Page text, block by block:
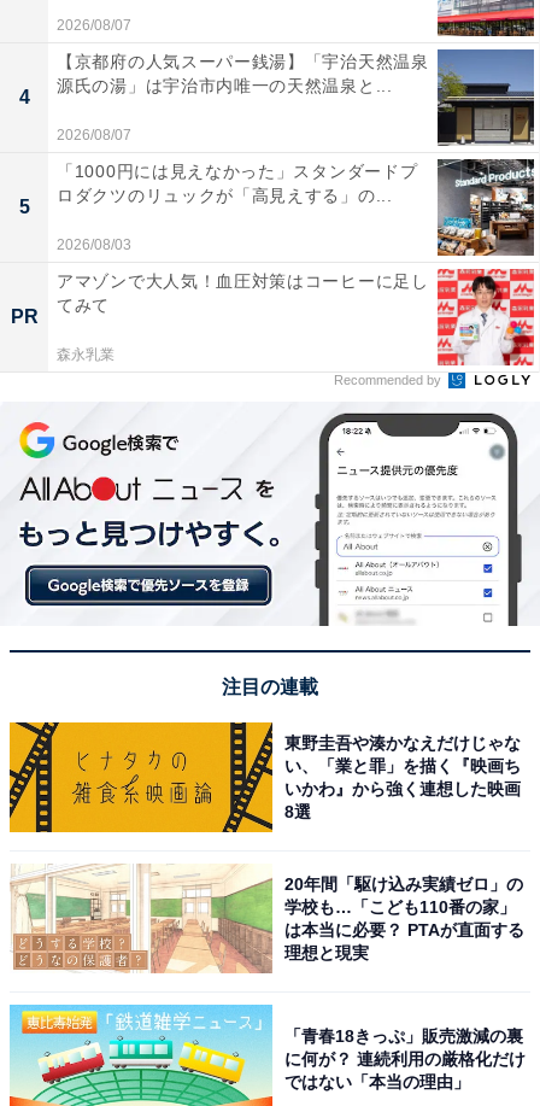
2026/08/07
4
【京都府の人気スーパー銭湯】「宇治天然温泉
源氏の湯」は宇治市内唯一の天然温泉と...
2026/08/07
5
「1000円には見えなかった」スタンダードプ
ロダクツのリュックが「高見えする」の...
2026/08/03
PR
アマゾンで大人気！血圧対策はコーヒーに足し
てみて
森永乳業
Recommended by
注目の連載
東野圭吾や湊かなえだけじゃな
い、「業と罪」を描く『映画ち
いかわ』から強く連想した映画
8選
20年間「駆け込み実績ゼロ」の
学校も…「こども110番の家」
は本当に必要？ PTAが直面する
理想と現実
「青春18きっぷ」販売激減の裏
に何が？ 連続利用の厳格化だけ
ではない「本当の理由」